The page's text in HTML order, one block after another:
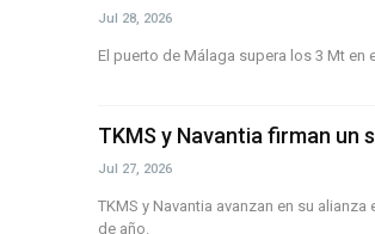
Jul 28, 2026
El puerto de Málaga supera los 3 Mt en
TKMS y Navantia firman un
Jul 27, 2026
TKMS y Navantia avanzan en su
de año.